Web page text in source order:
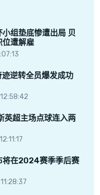
组垫底惨遭出局 贝
位遭解雇
逆转全员爆发成功
英超主场点球连入两
将在2024赛季季后赛